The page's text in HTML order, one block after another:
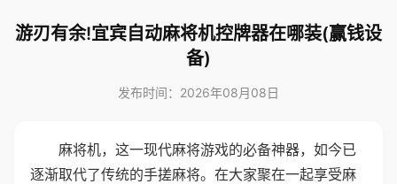
游刃有余!宜宾自动麻将机控牌器在哪装(赢钱设
备)
发布时间：2026年08月08日
麻将机，这一现代麻将游戏的必备神器，如今已
逐渐取代了传统的手搓麻将。在大家聚在一起享受麻